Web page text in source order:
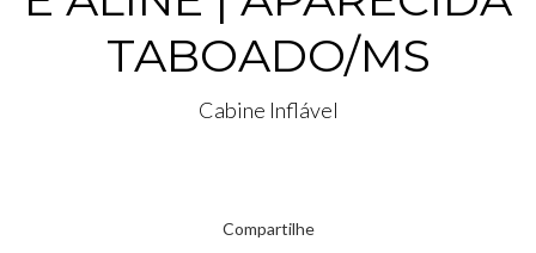
TABOADO/MS
Cabine Inflável
Compartilhe